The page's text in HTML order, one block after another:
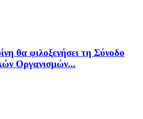
θα φιλοξενήσει τη Σύνοδο
Οργανισμών...